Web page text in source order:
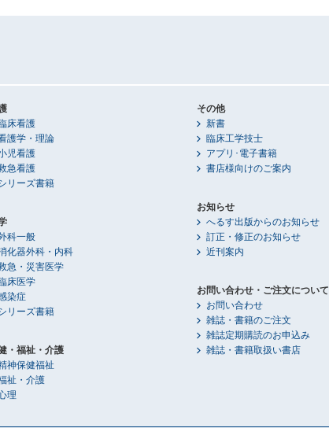
床看護
護学・理論
児看護
急看護
リーズ書籍
科一般
化器外科・内科
急・災害医学
床医学
染症
リーズ書籍
・福祉・介護
神保健福祉
祉・介護
理
その他
新書
臨床工学技士
アプリ･電子書籍
書店様向けのご案内
お知らせ
へるす出版からのお知らせ
訂正・修正のお知らせ
近刊案内
お問い合わせ・ご注文について
お問い合わせ
雑誌・書籍のご注文
雑誌定期購読のお申込み
雑誌・書籍取扱い書店